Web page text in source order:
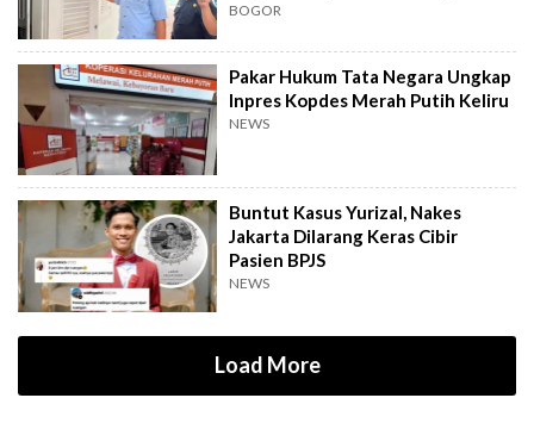
BOGOR
Pakar Hukum Tata Negara Ungkap
Inpres Kopdes Merah Putih Keliru
NEWS
Buntut Kasus Yurizal, Nakes
Jakarta Dilarang Keras Cibir
Pasien BPJS
NEWS
Load More